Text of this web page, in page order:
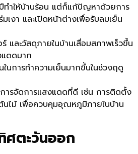
ทำให้บ้านร้อน แต่ก็แก้ปัญหาด้วยการ
เงา และเปิดหน้าต่างเพื่อรับลมเย็น
ร์ และวัสดุภายในบ้านเสื่อมสภาพเร็วขึ้น
แดดมาก
นการทำความเย็นมากขึ้นในช่วงฤดู
ารจัดการแสงแดดที่ดี เช่น การติดตั้ง
นไม้ เพื่อควบคุมอุณหภูมิภายในบ้าน
ศตะวันออก